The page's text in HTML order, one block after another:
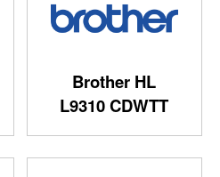
Brother HL
L9310 CDWTT